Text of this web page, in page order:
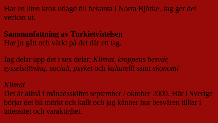
Har en liten krok utlagd till bekanta i Norra Björke. Jag ger det
veckan ut.
Sammanfattning av Turkietvistelsen
Har ju gått och värkt på det där ett tag.
Jag delar upp det i sex delar; Klimat, kroppens besvär,
sysselsättning, socialt, psyket och kulturelltsamt ekonomi
Klimat
Det är alltså i månadsskiftet september / oktober 2009. Här i Sverige
börjar det bli mörkt och kallt och jag känner hur besvären tilltar i
intensitet och varaktighet.